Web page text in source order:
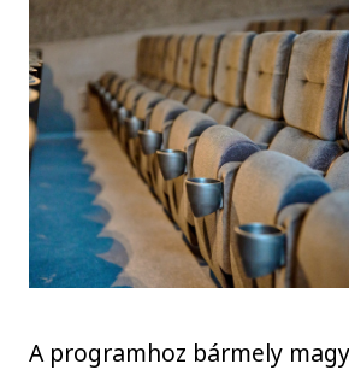
A programhoz bármely